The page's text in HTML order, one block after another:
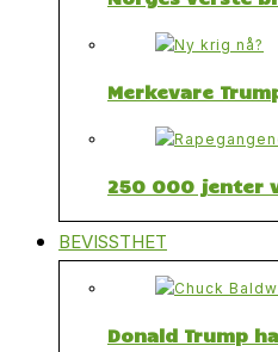
Merkevare
250 000 jenter
BEVISSTHET
Donald Trump